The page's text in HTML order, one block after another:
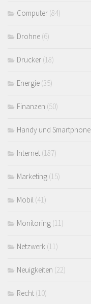
Computer (84)
Drohne (6)
Drucker (18)
Energie (35)
Finanzen (50)
Handy und Smartphone
Internet (187)
Marketing (15)
Mobil (41)
Monitoring (11)
Netzwerk (11)
Neuigkeiten (22)
Recht (10)